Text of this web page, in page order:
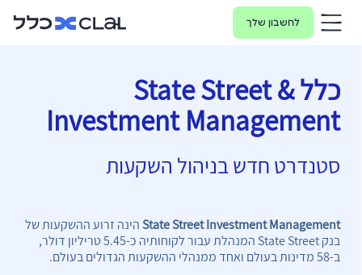
לחשבון שלך
כלל & State Street
Investment Management
סטנדרט חדש בניהול השקעות
State Street Investment Managementהינה זרוע ההשקעות של
בנק State Street המנהלת עבור לקוחותיה כ-5.45 טריליון דולר,
ב-58 מדינות בעולם ואחד ממנהלי ההשקעות הגדולים בעולם.